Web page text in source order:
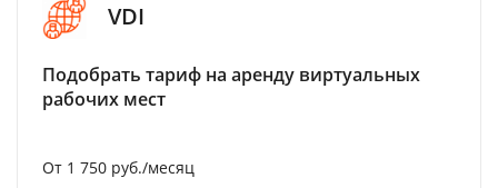
VDI
Подобрать тариф на аренду виртуальных
рабочих мест
От 1 750 руб./месяц